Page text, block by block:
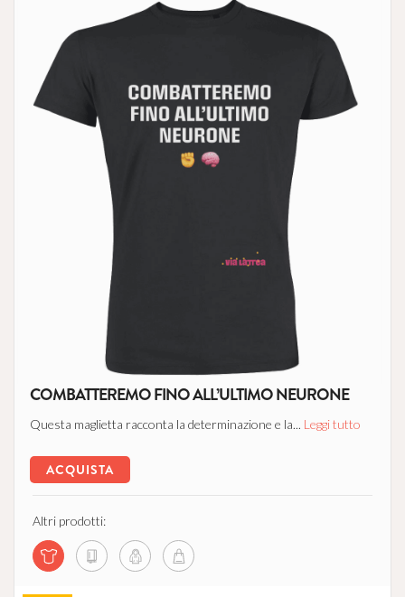
COMBATTEREMO FINO ALL’ULTIMO NEURONE
Questa maglietta racconta la determinazione e la... Leggi tutto
ACQUISTA
Altri prodotti: